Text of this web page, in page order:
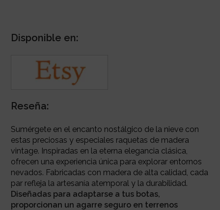
Disponible en:
Reseña:
Sumérgete en el encanto nostálgico de la nieve con
estas preciosas y especiales raquetas de madera
vintage. Inspiradas en la eterna elegancia clásica,
ofrecen una experiencia única para explorar entornos
nevados. Fabricadas con madera de alta calidad, cada
par refleja la artesanía atemporal y la durabilidad.
Diseñadas para adaptarse a tus botas,
proporcionan un agarre seguro en terrenos